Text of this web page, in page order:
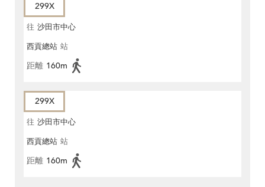
299X
往 沙田市中心
西貢總站 站
距離 160m
299X
往 沙田市中心
西貢總站 站
距離 160m